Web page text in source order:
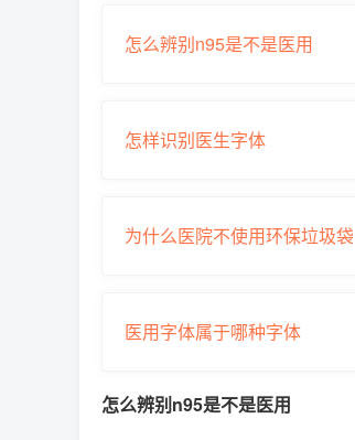
怎么辨别n95是不是医用
怎样识别医生字体
为什么医院不使用环保垃圾袋
医用字体属于哪种字体
怎么辨别n95是不是医用